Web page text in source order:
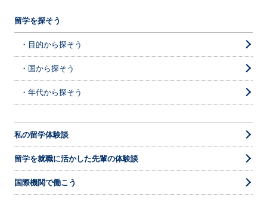
留学を探そう
・目的から探そう
・国から探そう
・年代から探そう
私の留学体験談
留学を就職に活かした先輩の体験談
国際機関で働こう